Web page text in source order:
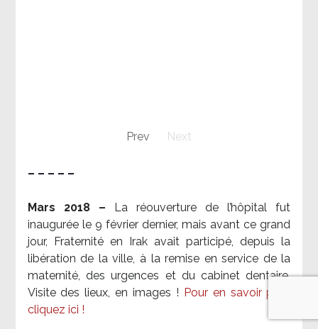
Prev Next
– – – – –
Mars 2018 –
La réouverture de l’hôpital fut
inaugurée le 9 février dernier, mais avant ce grand
jour, Fraternité en Irak avait participé, depuis la
libération de la ville, à la remise en service de la
maternité, des urgences et du cabinet dentaire.
Visite des lieux, en images ! Pour en savoir plus,
cliquez ici !